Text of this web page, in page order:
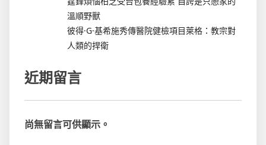
溫順野獸
彼得·G·基希施秀傳醫院健檢項目萊格：教宗對
人類的捍衛
近期留言
尚無留言可供顯示。